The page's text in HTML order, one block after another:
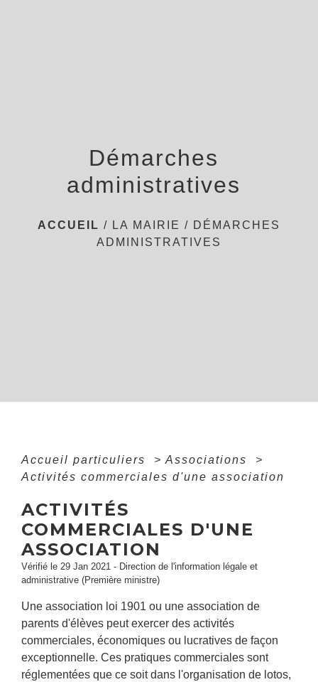
Démarches
administratives
ACCUEIL / LA MAIRIE / DÉMARCHES
ADMINISTRATIVES
Accueil particuliers > Associations
>
Activités commerciales d'une association
ACTIVITÉS
COMMERCIALES D'UNE
ASSOCIATION
Vérifié le 29 Jan 2021 - Direction de l'information légale et
administrative (Première ministre)
Une association loi 1901 ou une association de
parents d'élèves peut exercer des activités
commerciales, économiques ou lucratives de façon
exceptionnelle. Ces pratiques commerciales sont
réglementées que ce soit dans l'organisation de lotos,